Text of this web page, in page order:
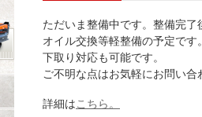
ただいま整備中です。整備完
オイル交換等軽整備の予定です
下取り対応も可能です。
ご不明な点はお気軽にお問い合
詳細はこちら。